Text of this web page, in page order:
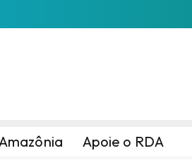
Apoie o RDA